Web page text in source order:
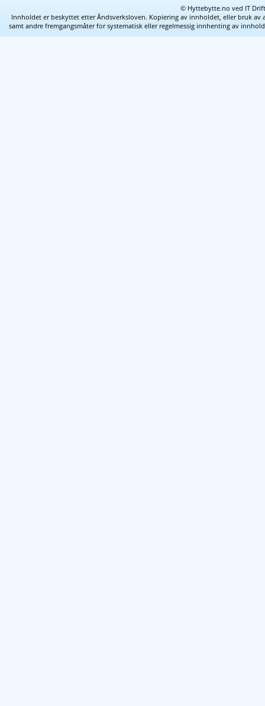
© Hyttebytte.no ved IT
Innholdet er beskyttet etter Åndsverksloven. Kopiering av innholdet, eller bruk
samt andre fremgangsmåter for systematisk eller regelmessig innhenting av